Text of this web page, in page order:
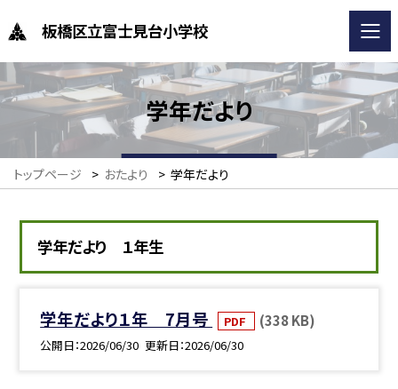
板橋区立富士見台小学校
学年だより
トップページ > おたより > 学年だより
学年だより １年生
学年だより１年 7月号 PDF (338 KB)
公開日 2026/06/30 更新日 2026/06/30